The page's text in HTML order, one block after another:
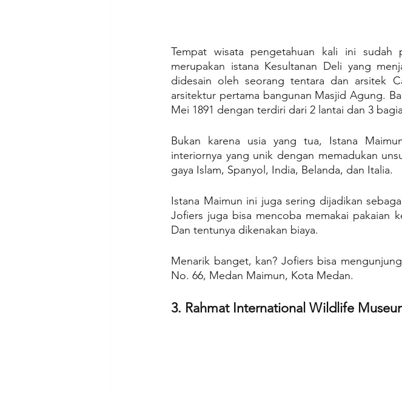
Tempat wisata pengetahuan kali ini sudah
merupakan istana Kesultanan Deli yang
didesain oleh seorang tentara dan arsitek
arsitektur pertama bangunan Masjid Agung.
Mei 1891 dengan terdiri dari 2 lantai dan 3
Bukan karena usia yang tua, Istana
interiornya yang unik dengan memadukan
gaya Islam, Spanyol, India, Belanda, dan Italia.
Istana Maimun ini juga sering dijadikan
Jofiers juga bisa mencoba memakai pakaian
Dan tentunya dikenakan biaya.
Menarik banget, kan? Jofiers bisa
No. 66, Medan Maimun, Kota Medan.
3. Rahmat International Wildlife